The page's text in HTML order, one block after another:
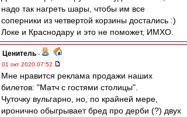
надо так нагреть шары, чтобы им все
соперники из четвертой корзины достались :)
Локе и Краснодару и это не поможет, ИМХО.
Ценитель -
01 окт 2020 07:52
Мне нравится реклама продажи наших
билетов: "Матч с гостями столицы".
Чуточку вульгарно, но, по крайней мере,
иронично обыгрывает бред про дерби (?) двух